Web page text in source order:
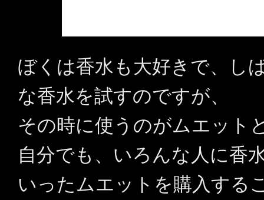
ぼくは香水も大好きで、し
な香水を試すのですが、
その時に使うのがムエット
自分でも、いろんな人に香
いったムエットを購入する